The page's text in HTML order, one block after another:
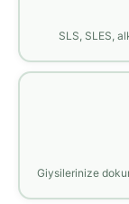
SLS, SLES,
Giysilerinize